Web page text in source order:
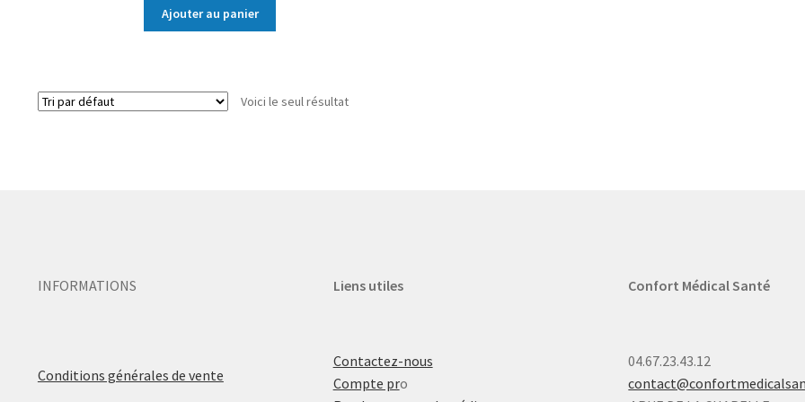
Ajouter au panier
Voici le seul résultat
INFORMATIONS
Conditions générales de vente
Liens utiles
Contactez-nous
Compte pro
Confort Médical Santé
04.67.23.43.12